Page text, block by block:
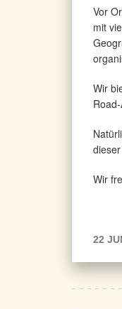
Vor
mit
Wir
Wir
22